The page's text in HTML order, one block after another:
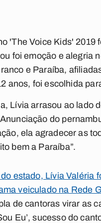
'The Voice Kids' 2019
foi emoção e alegria
e Paraíba,
anos, foi escolhida
Lívia arrasou ao lado
do
ela agradecer as
bem a Paraíba”.
estado, Lívia Valéria
veiculado na Rede
de cantoras virar as
Eu’, sucesso do